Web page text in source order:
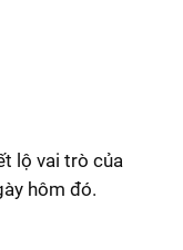
lộ vai trò của
hôm đó.